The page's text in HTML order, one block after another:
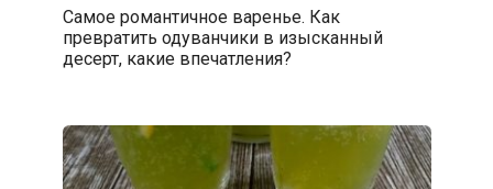
Самое романтичное варенье. Как
превратить одуванчики в изысканный
десерт, какие впечатления?